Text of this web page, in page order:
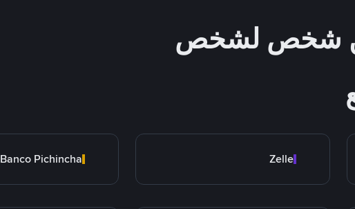
من شخص لشخص
Zelle
Banco Pichincha